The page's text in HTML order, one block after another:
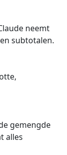
neemt
subtotalen.
gemengde
alles